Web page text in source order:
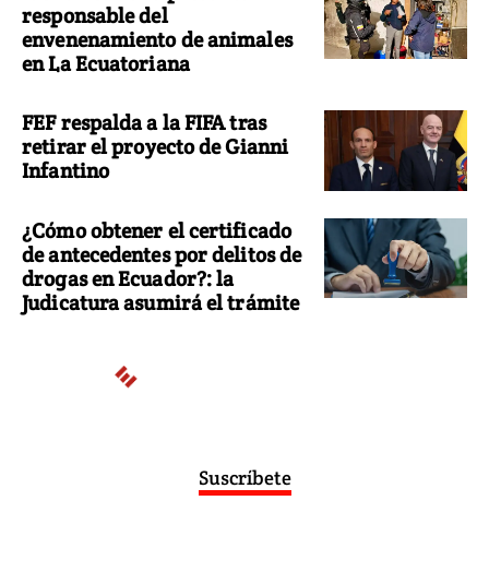
responsable del
envenenamiento de animales
en La Ecuatoriana
FEF respalda a la FIFA tras
retirar el proyecto de Gianni
Infantino
¿Cómo obtener el certificado
de antecedentes por delitos de
drogas en Ecuador?: la
Judicatura asumirá el trámite
Suscríbete